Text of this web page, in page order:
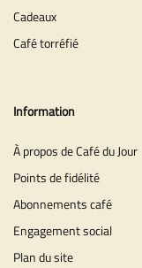
Cadeaux
Café torréfié
Information
À propos de Café du Jour
Points de fidélité
Abonnements café
Engagement social
Plan du site